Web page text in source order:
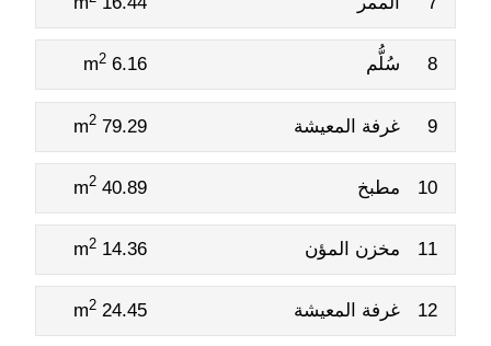
8 سُلُّم 6.16 m
2
9 غرفة المعيشة 79.29 m
2
10 مطبخ 40.89 m
2
11 مخزن المؤن 14.36 m
2
12 غرفة المعيشة 24.45 m
2